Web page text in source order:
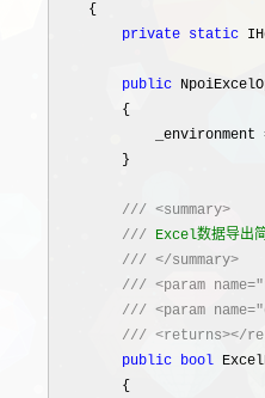
    {
private static
public
        {
            _environment
        }
/// <summary>
/// Excel数据导出
/// </summary>
/// <param
/// <param
/// <returns></
public bool
        {